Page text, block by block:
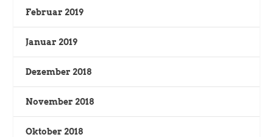
Februar 2019
Januar 2019
Dezember 2018
November 2018
Oktober 2018